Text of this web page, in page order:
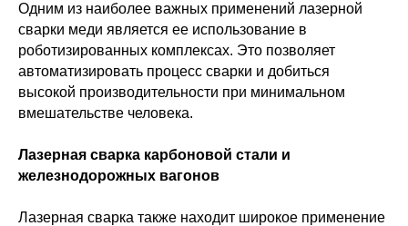
Одним из наиболее важных применений лазерной
сварки меди является ее использование в
роботизированных комплексах. Это позволяет
автоматизировать процесс сварки и добиться
высокой производительности при минимальном
вмешательстве человека.
Лазерная сварка карбоновой стали и
железнодорожных вагонов
Лазерная сварка также находит широкое применение